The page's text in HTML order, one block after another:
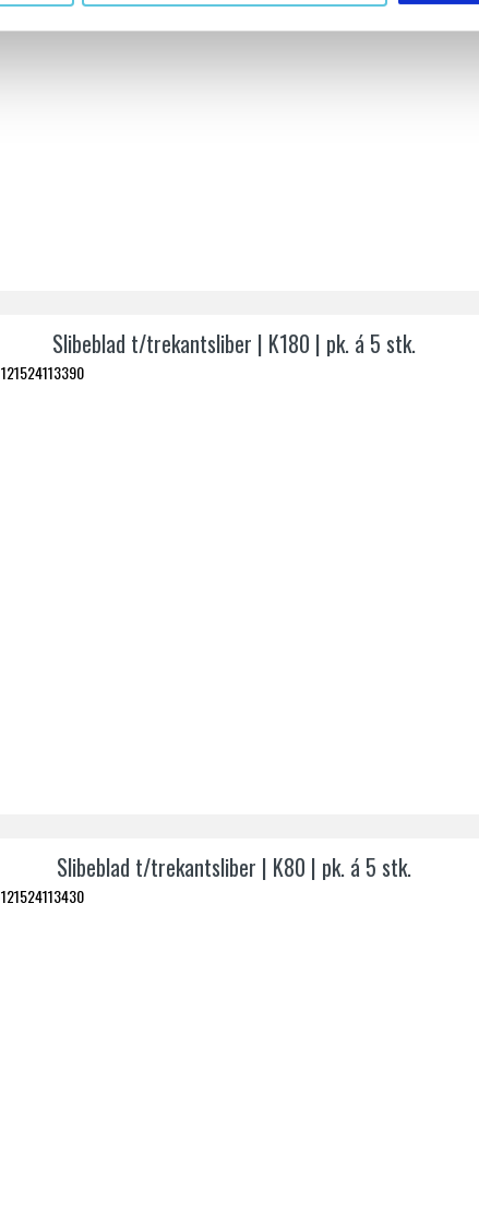
Slibeblad t/trekantsliber | K180 | pk. á 5 stk.
121524113390
Slibeblad t/trekantsliber | K80 | pk. á 5 stk.
121524113430